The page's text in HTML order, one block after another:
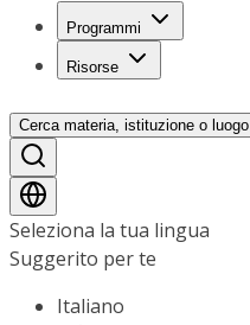
Programmi
Risorse
Cerca materia, istituzione o luogo
Seleziona la tua lingua
Suggerito per te
Italiano